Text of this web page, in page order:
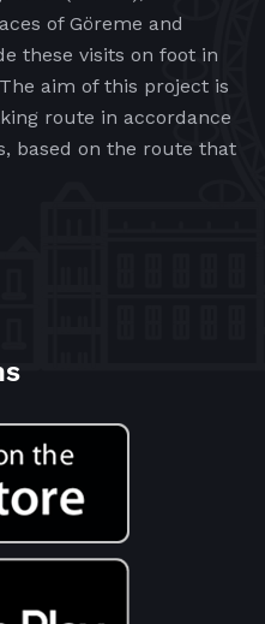
of Göreme and
these visits on foot in
aim of this project is
route in accordance
based on the route that